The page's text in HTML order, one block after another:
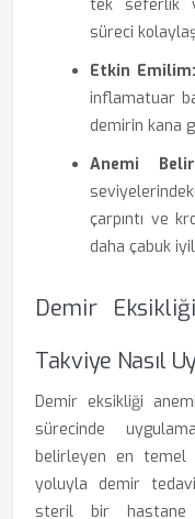
tek seferlik
süreci
Etkin Emilim:
inflamatuar
demirin kana
Anemi
çarpıntı ve
daha çabuk
Demir
Takviye Nasıl
Demir eksikliği
sürecinde
belirleyen en temel
yoluyla demir
steril bir hastane